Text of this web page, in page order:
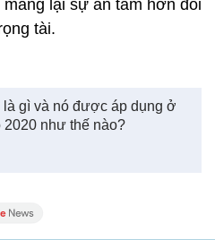
lại sự an tâm hơn đối
tài.
là gì và nó được áp dụng ở
2020 như thế nào?